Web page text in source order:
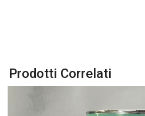
Prodotti Correlati